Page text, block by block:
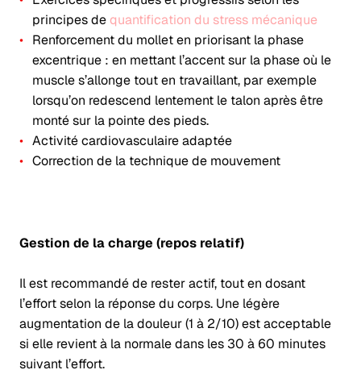
principes dequantification du stress mécanique
Renforcement du mollet en priorisant la phase
excentrique : en mettant l’accent sur la phase où le
muscle s’allonge tout en travaillant, par exemple
lorsqu’on redescend lentement le talon après être
monté sur la pointe des pieds.
Activité cardiovasculaire adaptée
Correction de la technique de mouvement
Gestion de la charge (repos relatif)
Il est recommandé de rester actif, tout en dosant
l’effort selon la réponse du corps. Une légère
augmentation de la douleur (1 à 2/10) est acceptable
si elle revient à la normale dans les 30 à 60 minutes
suivant l’effort.